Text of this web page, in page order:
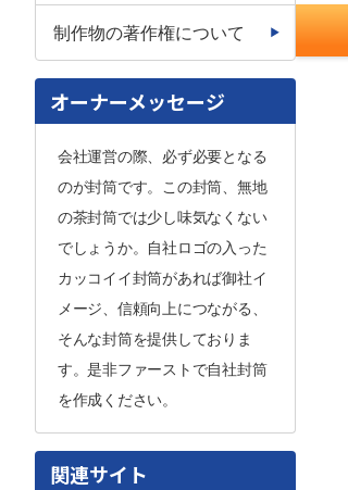
制作物の著作権について
オーナーメッセージ
会社運営の際、必ず必要となる
のが封筒です。この封筒、無地
の茶封筒では少し味気なくない
でしょうか。自社ロゴの入った
カッコイイ封筒があれば御社イ
メージ、信頼向上につながる、
そんな封筒を提供しておりま
す。是非ファーストで自社封筒
を作成ください。
関連サイト